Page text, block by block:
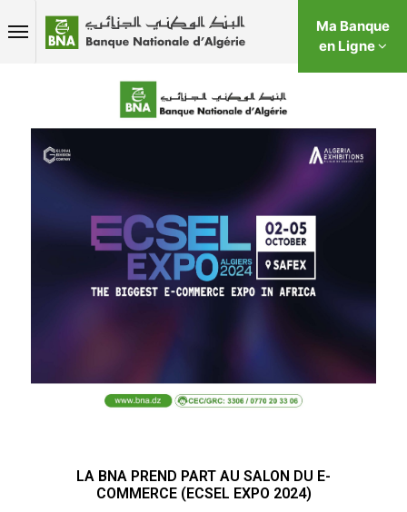
Ma Banque
en Ligne
LA BNA PREND PART AU SALON DU E-
COMMERCE (ECSEL EXPO 2024)